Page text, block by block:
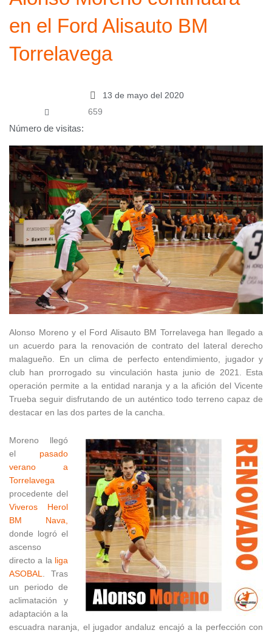
en el Ford Alisauto BM
Torrelavega
13 de mayo del 2020
Número de visitas:
659
Alonso Moreno y el Ford Alisauto BM Torrelavega han llegado a
un acuerdo para la renovación de contrato del lateral derecho
malagueño. En un clima de perfecto entendimiento, jugador y
club han prorrogado su vinculación hasta junio de 2021. Esta
operación permite a la entidad naranja y a la afición del Vicente
Trueba seguir disfrutando de un auténtico todo terreno capaz de
destacar en las dos partes de la cancha.
Moreno llegó
el pasado
verano a
Torrelavega
procedente del
Viveros Herol
BM Nava,
donde logró el
ascenso
directo a la liga
ASOBAL. Tras
un periodo de
aclimatación y
adaptación a la
escuadra naranja, el jugador andaluz encajó a la perfección con